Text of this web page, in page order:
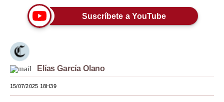
Lujo
Viajes
Moda
Estilos
Mundo
Suscríbete a YouTube
Elías García Olano
15/07/2025 18H39